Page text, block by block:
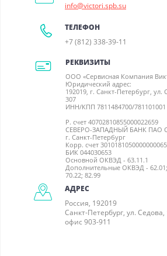
АДРЕС
Россия, 192019
Санкт-Петербург, ул.
офис 903-911
info@victori.spb.su
ТЕЛЕФОН
+7 (812) 338-39-11
РЕКВИЗИТЫ
ООО «Сервисная Компания
Юридический адрес:
192019, г. Санкт-Петербург,
307
ИНН/КПП 7811484700/781101001
Р. счет 40702810855000022659
СЕВЕРО-ЗАПАДНЫЙ БАНК ПАО
г. Санкт-Петербург
Корр. счет
БИК 044030653
Основной ОКВЭД - 63.11.1
Дополнительные ОКВЭД - 62.01;
70.22; 82.99